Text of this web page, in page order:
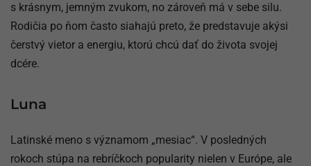
s krásnym, jemným zvukom, no zároveň má v sebe silu.
Rodičia po ňom často siahajú preto, že predstavuje akýsi
čerstvý vietor a energiu, ktorú chcú dať do života svojej
dcére.
Luna
Latinské meno s významom „mesiac“. V posledných
rokoch stúpa na rebríčkoch popularity nielen v Európe, ale